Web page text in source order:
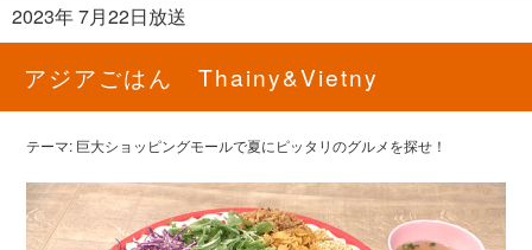
映画
グッズ
2023年 7月22日放送
アジアごはん Thainy&Vietny
テーマ: 巨大ショッピングモールで夏にピッタリのグルメを探せ！